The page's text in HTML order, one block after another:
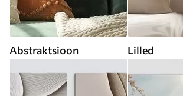
Abstraktsioon Lilled